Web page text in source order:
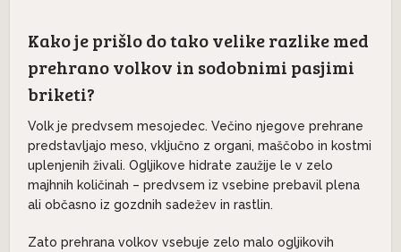
Kako je prišlo do tako velike razlike med
prehrano volkov in sodobnimi pasjimi
briketi?
Volk je predvsem mesojedec. Večino njegove prehrane
predstavljajo meso, vključno z organi, maščobo in kostmi
uplenjenih živali. Ogljikove hidrate zaužije le v zelo
majhnih količinah – predvsem iz vsebine prebavil plena
ali občasno iz gozdnih sadežev in rastlin.
Zato prehrana volkov vsebuje zelo malo ogljikovih